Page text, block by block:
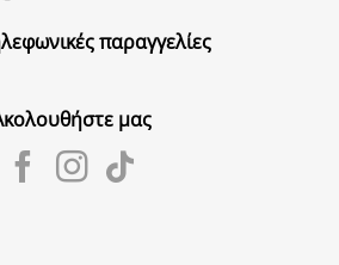
παραγγελίες
μας